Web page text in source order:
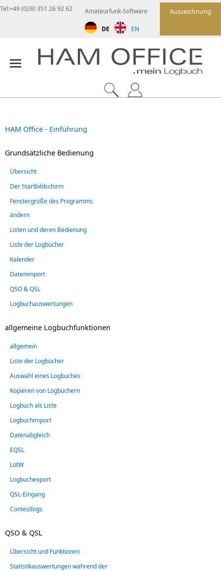
Auszeichnung
Amateurfunk-Software
DE EN
Tel:+49 (0)30 351 26 92 62
HAM Office - Einführung
Grundsätzliche Bedienung
Übersicht
Der Startbildschirm
Fenstergröße des Programms
ändern
Listen und deren Bedienung
Liste der Logbücher
Kalender
Datenimport
QSO & QSL
Logbuchauswertungen
allgemeine Logbuchfunktionen
allgemein
Liste der Logbücher
Auswahl eines Logbuches
Kopieren von Logbüchern
Logbuch als Liste
Logbuchimport
Datenabgleich
EQSL
LotW
Logbuchexport
QSL-Eingang
Contestlogs
QSO & QSL
Übersicht und Funktionen
Statistikauswertungen während der